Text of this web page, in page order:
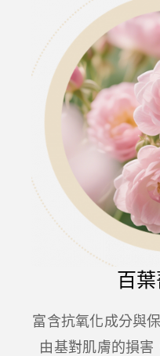
百
富含抗氧化成分與
由基對肌膚的損害